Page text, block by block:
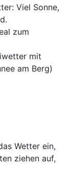
Viel Sonne,
zum
mit
am Berg)
Wetter ein,
ziehen auf,